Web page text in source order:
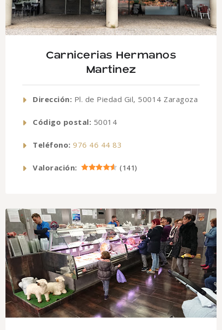
Carnicerias Hermanos
Martinez
Dirección: Pl. de Piedad Gil, 50014 Zaragoza
Código postal: 50014
Teléfono: 976 46 44 83
Valoración: (141)